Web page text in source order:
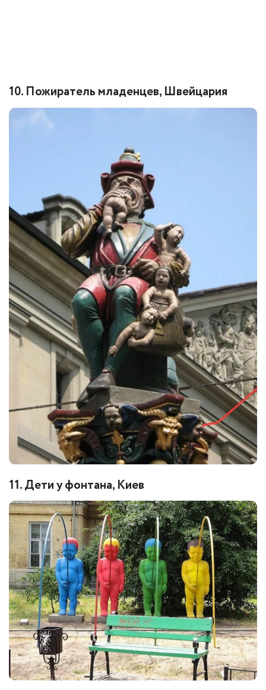
10. Пожиратель младенцев, Швейцария
11. Дети у фонтана, Киев